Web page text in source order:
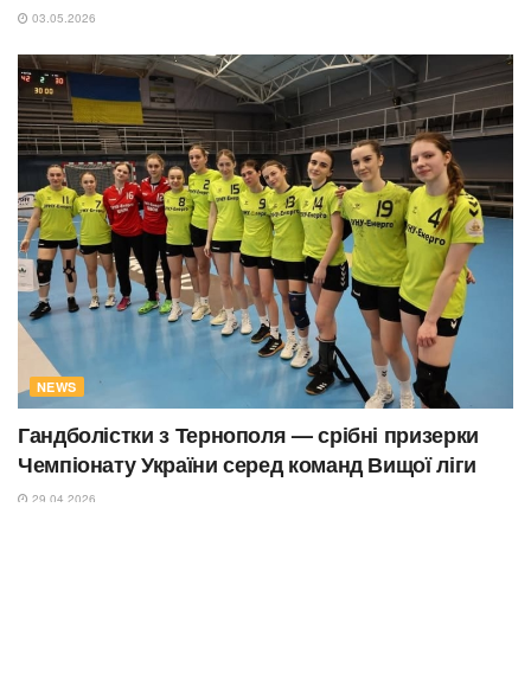
03.05.2026
NEWS
Гандболістки з Тернополя — срібні призерки
Чемпіонату України серед команд Вищої ліги
29.04.2026